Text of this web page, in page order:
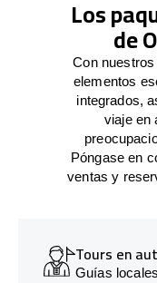
Los
de
Con
elementos
integrados,
viaje en
Póngase en
ventas y
Tours en
Guías